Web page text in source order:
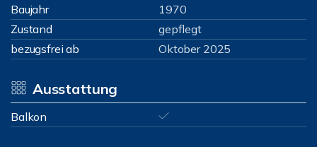
Baujahr
1970
Zustand
gepflegt
bezugsfrei ab
Oktober 2025
Ausstattung
Balkon